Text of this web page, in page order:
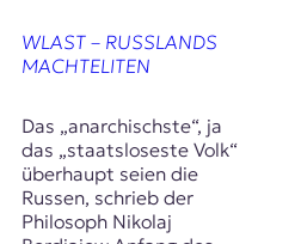
WLAST – RUSSLANDS
MACHTELITEN
Das „anarchischste“, ja
das „staatsloseste Volk“
überhaupt seien die
Russen, schrieb der
Philosoph Nikolaj